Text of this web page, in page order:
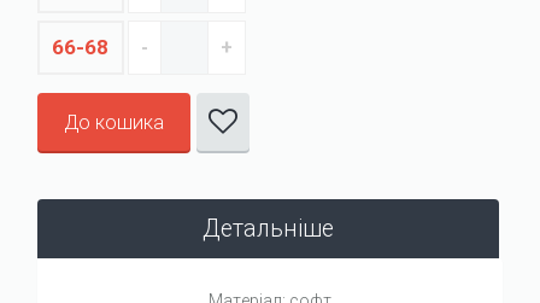
66-68
До кошика
Детальніше